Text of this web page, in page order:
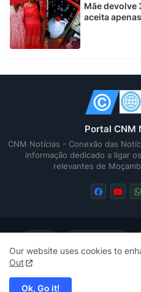
Mãe devolve
aceita
Portal CNM
CNM Notícias - Conexão das
informação dedicado a ligar
relevantes de
Our website uses cookies to
Out
Ok, Go it!